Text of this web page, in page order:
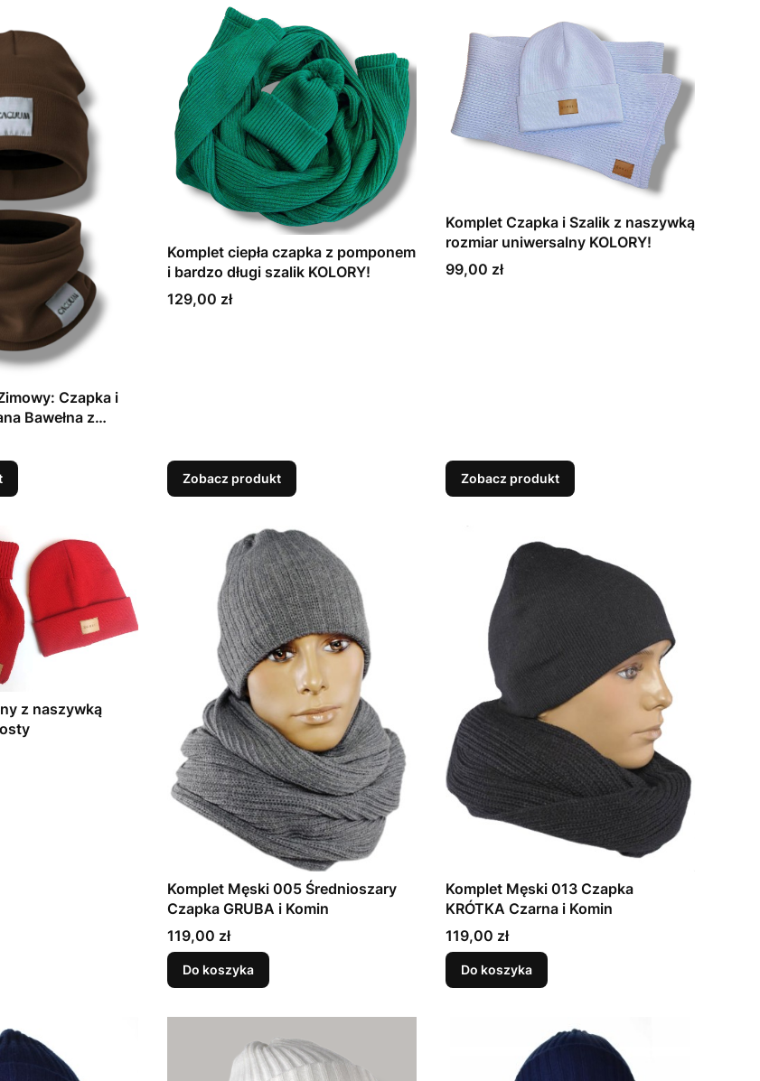
Czapka i
Bawełna z
i Rozmiary
Komplet ciepła czapka z pomponem
i bardzo długi szalik KOLORY!
Cena
129,00 zł
Zobacz produkt
Komplet Czapka i Szalik z naszywką
rozmiar uniwersalny KOLORY!
Cena
99,00 zł
Zobacz produkt
z naszywką
Komplet Męski 005 Średnioszary
Czapka GRUBA i Komin
Cena
119,00 zł
Do koszyka
Komplet Męski 013 Czapka
KRÓTKA Czarna i Komin
Cena
119,00 zł
Do koszyka